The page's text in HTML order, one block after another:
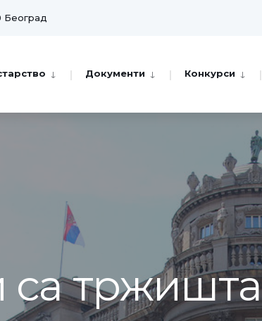
Београд
Документи Конкурси
са тржишта